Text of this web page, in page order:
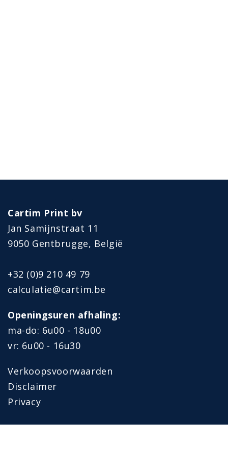
Cartim Print bv
Jan Samijnstraat 11
9050 Gentbrugge, België
+32 (0)9 210 49 79
calculatie@cartim.be
Openingsuren afhaling:
ma-do: 6u00 - 18u00
vr: 6u00 - 16u30
Verkoopsvoorwaarden
Disclaimer
Privacy